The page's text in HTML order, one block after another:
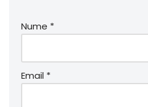
Nume *
Email *